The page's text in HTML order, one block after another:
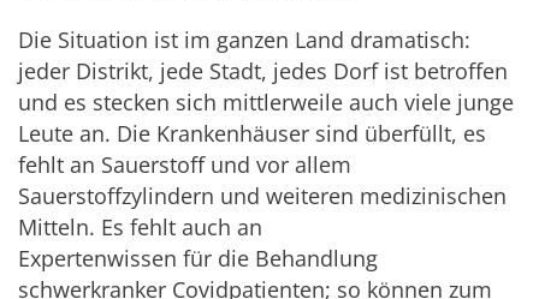
Die Situation ist im ganzen Land dramatisch:
jeder Distrikt, jede Stadt, jedes Dorf ist betroffen
und es stecken sich mittlerweile auch viele junge
Leute an. Die Krankenhäuser sind überfüllt, es
fehlt an Sauerstoff und vor allem
Sauerstoffzylindern und weiteren medizinischen
Mitteln. Es fehlt auch an
Expertenwissen für die Behandlung
schwerkranker Covidpatienten; so können zum